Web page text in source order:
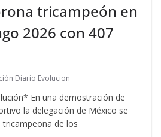
tricampeón en
2026 con 407
Diario Evolucion
En una demostración de
la delegación de México se
de los